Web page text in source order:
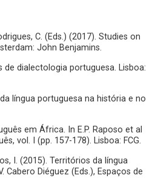
C. (Eds.) (2017). Studies on
John Benjamins.
de dialectologia portuguesa. Lisboa:
língua portuguesa na história e no
em África. In E.P. Raposo et al
vol. I (pp. 157-178). Lisboa: FCG.
I. (2015). Territórios da língua
Cabero Diéguez (Eds.), Espaços de